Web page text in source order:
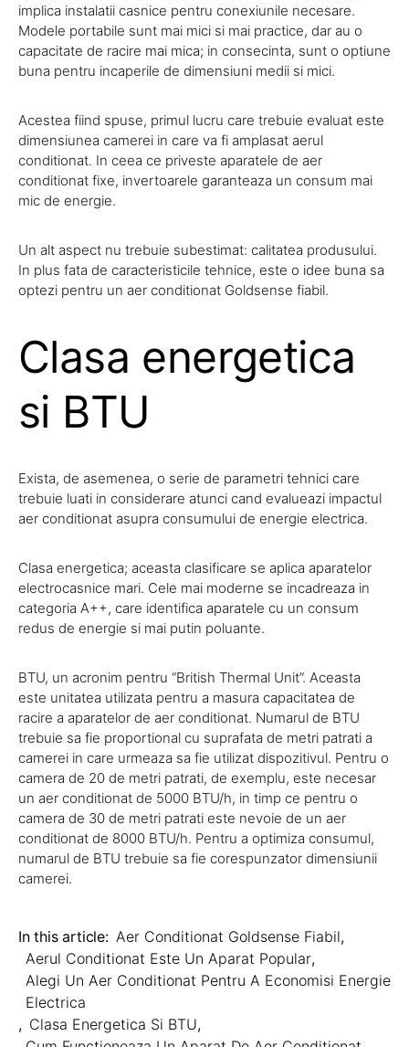
implica instalatii casnice pentru conexiunile necesare.
Modele portabile sunt mai mici si mai practice, dar au o
capacitate de racire mai mica; in consecinta, sunt o optiune
buna pentru incaperile de dimensiuni medii si mici.
Acestea fiind spuse, primul lucru care trebuie evaluat este
dimensiunea camerei in care va fi amplasat aerul
conditionat. In ceea ce priveste aparatele de aer
conditionat fixe, invertoarele garanteaza un consum mai
mic de energie.
Un alt aspect nu trebuie subestimat: calitatea produsului.
In plus fata de caracteristicile tehnice, este o idee buna sa
optezi pentru un aer conditionat Goldsense fiabil.
Clasa energetica
si BTU
Exista, de asemenea, o serie de parametri tehnici care
trebuie luati in considerare atunci cand evalueazi impactul
aer conditionat asupra consumului de energie electrica.
Clasa energetica; aceasta clasificare se aplica aparatelor
electrocasnice mari. Cele mai moderne se incadreaza in
categoria A++, care identifica aparatele cu un consum
redus de energie si mai putin poluante.
BTU, un acronim pentru “British Thermal Unit”. Aceasta
este unitatea utilizata pentru a masura capacitatea de
racire a aparatelor de aer conditionat. Numarul de BTU
trebuie sa fie proportional cu suprafata de metri patrati a
camerei in care urmeaza sa fie utilizat dispozitivul. Pentru o
camera de 20 de metri patrati, de exemplu, este necesar
un aer conditionat de 5000 BTU/h, in timp ce pentru o
camera de 30 de metri patrati este nevoie de un aer
conditionat de 8000 BTU/h. Pentru a optimiza consumul,
numarul de BTU trebuie sa fie corespunzator dimensiunii
camerei.
In this article: Aer Conditionat Goldsense Fiabil,
Aerul Conditionat Este Un Aparat Popular,
Alegi Un Aer Conditionat Pentru A Economisi Energie
Electrica
, Clasa Energetica Si BTU,